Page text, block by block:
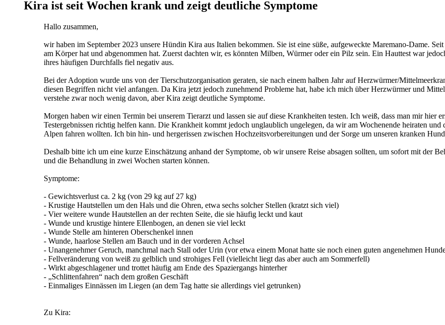
Kira ist seit Wochen krank und zeigt deutliche Symptome
Hallo zusammen,
wir haben im September 2023 unsere Hündin Kira aus Italien bekommen. Sie ist eine süße, aufgeweckte Maremano-Dame.
am Körper hat und abgenommen hat. Zuerst dachten wir, es könnten Milben, Würmer oder ein Pilz sein. Ein Hauttest war
ihres häufigen Durchfalls fiel negativ aus.
Bei der Adoption wurde uns von der Tierschutzorganisation geraten, sie nach einem halben Jahr auf Herzwürmer/
diesen Begriffen nicht viel anfangen. Da Kira jetzt jedoch zunehmend Probleme hat, habe ich mich über Herzwürmer und
verstehe zwar noch wenig davon, aber Kira zeigt deutliche Symptome.
Morgen haben wir einen Termin bei unserem Tierarzt und lassen sie auf diese Krankheiten testen. Ich weiß, dass man mir hier
Testergebnissen richtig helfen kann. Die Krankheit kommt jedoch unglaublich ungelegen, da wir am Wochenende heiraten
Alpen fahren wollten. Ich bin hin- und hergerissen zwischen Hochzeitsvorbereitungen und der Sorge um unseren kranken
Deshalb bitte ich um eine kurze Einschätzung anhand der Symptome, ob wir unsere Reise absagen sollten, um sofort mit der
und die Behandlung in zwei Wochen starten können.
Symptome:
- Gewichtsverlust ca. 2 kg (von 29 kg auf 27 kg)
- Krustige Hautstellen um den Hals und die Ohren, etwa sechs solcher Stellen (kratzt sich viel)
- Vier weitere wunde Hautstellen an der rechten Seite, die sie häufig leckt und kaut
- Wunde und krustige hintere Ellenbogen, an denen sie viel leckt
- Wunde Stelle am hinteren Oberschenkel innen
- Wunde, haarlose Stellen am Bauch und in der vorderen Achsel
- Unangenehmer Geruch, manchmal nach Stall oder Urin (vor etwa einem Monat hatte sie noch einen guten angenehmen
- Fellveränderung von weiß zu gelblich und strohiges Fell (vielleicht liegt das aber auch am Sommerfell)
- Wirkt abgeschlagener und trottet häufig am Ende des Spaziergangs hinterher
- „Schlittenfahren“ nach dem großen Geschäft
- Einmaliges Einnässen im Liegen (an dem Tag hatte sie allerdings viel getrunken)
Zu Kira: